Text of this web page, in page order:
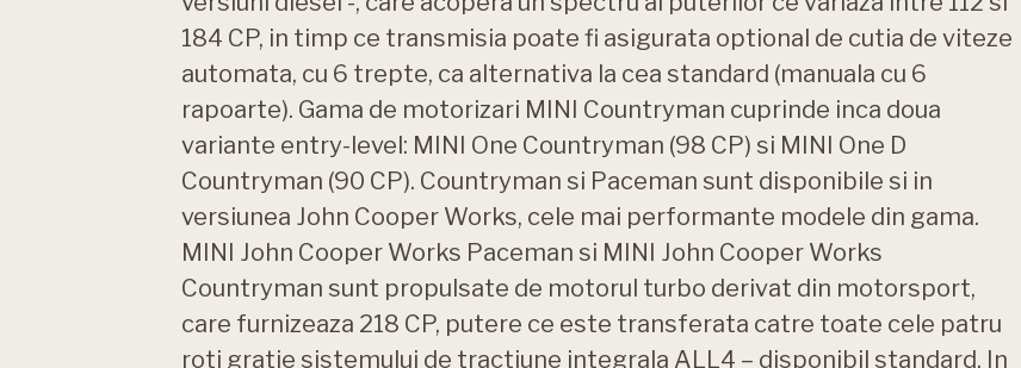
184 CP, in timp ce transmisia poate fi asigurata optional de cutia de viteze
automata, cu 6 trepte, ca alternativa la cea standard (manuala cu 6
rapoarte). Gama de motorizari MINI Countryman cuprinde inca doua
variante entry-level: MINI One Countryman (98 CP) si MINI One D
Countryman (90 CP). Countryman si Paceman sunt disponibile si in
versiunea John Cooper Works, cele mai performante modele din gama.
MINI John Cooper Works Paceman si MINI John Cooper Works
Countryman sunt propulsate de motorul turbo derivat din motorsport,
care furnizeaza 218 CP, putere ce este transferata catre toate cele patru
roti gratie sistemului de tractiune integrala ALL4 – disponibil standard. In